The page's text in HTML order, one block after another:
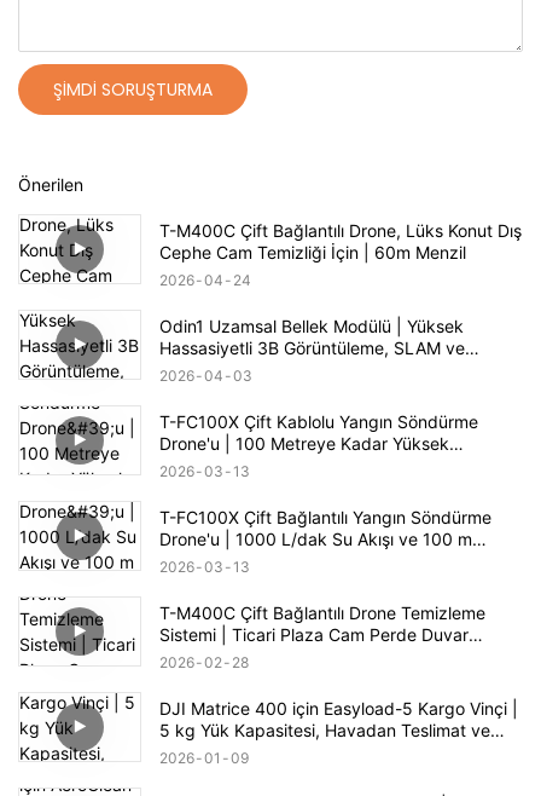
ŞIMDI SORUŞTURMA
Önerilen
T-M400C Çift Bağlantılı Drone, Lüks Konut Dış
Cephe Cam Temizliği İçin | 60m Menzil
2026 04 24
Odin1 Uzamsal Bellek Modülü | Yüksek
Hassasiyetli 3B Görüntüleme, SLAM ve
Otonom Navigasyon
2026 04 03
T-FC100X Çift Kablolu Yangın Söndürme
Drone'u | 100 Metreye Kadar Yüksek
Binalarda Yangın Söndürme
2026 03 13
T-FC100X Çift Bağlantılı Yangın Söndürme
Drone'u | 1000 L/dak Su Akışı ve 100 m
Yüksek Binalarda Yangın Kurtarma
2026 03 13
T-M400C Çift Bağlantılı Drone Temizleme
Sistemi | Ticari Plaza Cam Perde Duvar
Temizliği
2026 02 28
DJI Matrice 400 için Easyload-5 Kargo Vinçi |
5 kg Yük Kapasitesi, Havadan Teslimat ve
PSDK Kontrolü
2026 01 09